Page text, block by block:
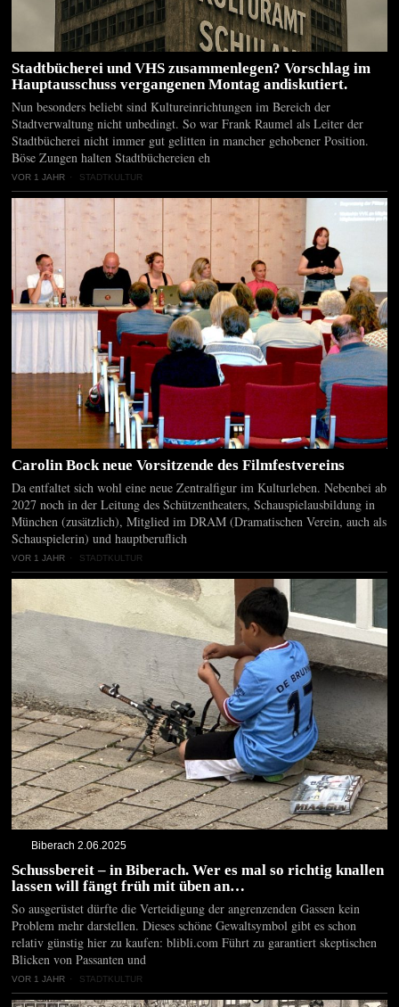
Stadtbücherei und VHS zusammenlegen? Vorschlag im
Hauptausschuss vergangenen Montag andiskutiert.
Nun besonders beliebt sind Kultureinrichtungen im Bereich der
Stadtverwaltung nicht unbedingt. So war Frank Raumel als Leiter der
Stadtbücherei nicht immer gut gelitten in mancher gehobener Position.
Böse Zungen halten Stadtbüchereien eh
VOR 1 JAHR STADTKULTUR
Carolin Bock neue Vorsitzende des Filmfestvereins
Da entfaltet sich wohl eine neue Zentralfigur im Kulturleben. Nebenbei ab
2027 noch in der Leitung des Schützentheaters, Schauspielausbildung in
München (zusätzlich), Mitglied im DRAM (Dramatischen Verein, auch als
Schauspielerin) und hauptberuflich
VOR 1 JAHR STADTKULTUR
Biberach 2.06.2025
Schussbereit – in Biberach. Wer es mal so richtig knallen
lassen will fängt früh mit üben an…
So ausgerüstet dürfte die Verteidigung der angrenzenden Gassen kein
Problem mehr darstellen. Dieses schöne Gewaltsymbol gibt es schon
relativ günstig hier zu kaufen: blibli.com Führt zu garantiert skeptischen
Blicken von Passanten und
VOR 1 JAHR STADTKULTUR